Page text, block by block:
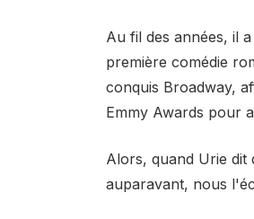
Au fil des années, il
première comédie
conquis Broadway,
Emmy Awards pour
Alors, quand Urie
auparavant, nous